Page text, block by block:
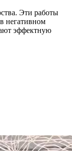
Эти работы
негативном
эффектную